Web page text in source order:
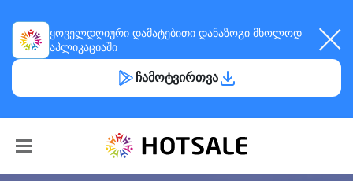
ყოველდღიური დამატებითი დანაზოგი მხოლოდ
აპლიკაციაში
ჩამოტვირთვა